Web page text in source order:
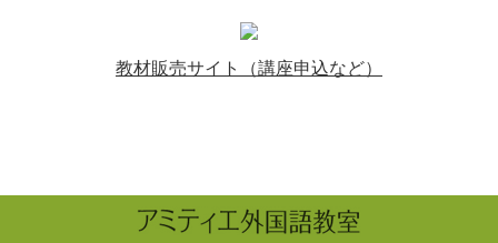
教材販売サイト（講座申込など）